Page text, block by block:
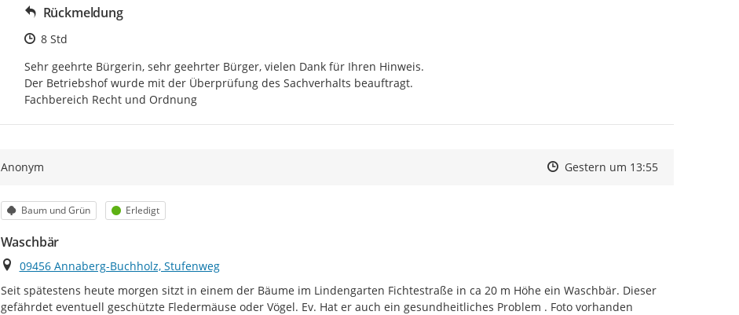
Rückmeldung
Zeitpunkt des Erstellens
8 Std
Sehr geehrte Bürgerin, sehr geehrter Bürger, vielen Dank für Ihren Hinweis.
Der Betriebshof wurde mit der Überprüfung des Sachverhalts beauftragt.
Fachbereich Recht und Ordnung
Anonym Zeitpunkt des Erstellens
Zeitpunkt des Erstellens
Gestern um 13:55Zur Äußerung
Kategorie
Baum und Grün Status
Erledigt
Waschbär
Ort
09456 Annaberg-Buchholz, Stufenweg
Seit spätestens heute morgen sitzt in einem der Bäume im Lindengarten Fichtestraße in ca 20 m Höhe ein Waschbär. Dieser
gefährdet eventuell geschützte Fledermäuse oder Vögel. Ev. Hat er auch ein gesundheitliches Problem . Foto vorhanden